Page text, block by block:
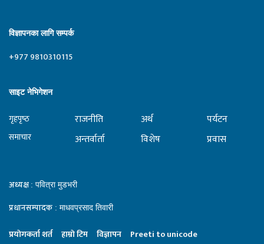
विज्ञापनका लागि सम्पर्क
+977 9810310115
साइट नेभिगेशन
गृहपृष्‍ठ
समाचार
राजनीति
अन्तर्वार्ता
अर्थ
विशेष
पर्यटन
प्रवास
अध्यक्ष : पवित्रा मुडभरी
प्रधानसम्पादक : माधवप्रसाद तिवारी
प्रयाेगकर्ता शर्त हाम्राे टिम विज्ञापन Preeti to unicode